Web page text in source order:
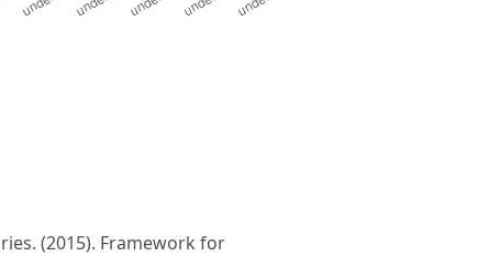
(2015). Framework for